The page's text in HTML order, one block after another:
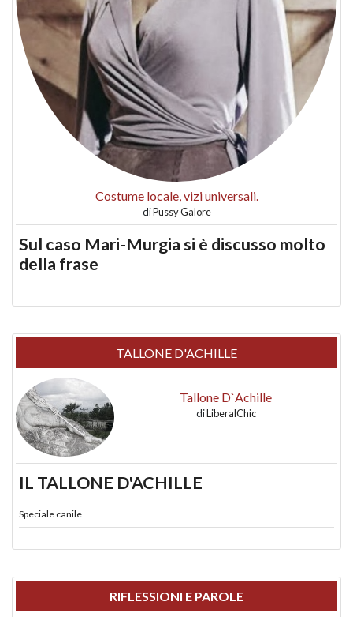
Costume locale, vizi universali.
diPussy Galore
Sul caso Mari-Murgia si è discusso molto
della frase
TALLONE D'ACHILLE
Tallone D`Achille
diLiberalChic
IL TALLONE D'ACHILLE
Speciale canile
RIFLESSIONI E PAROLE